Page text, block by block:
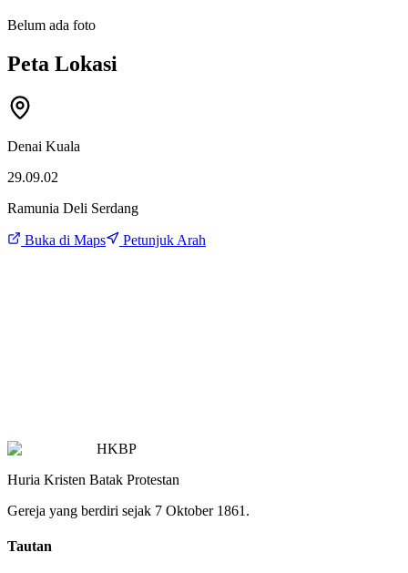
Belum ada foto
Peta Lokasi
Denai Kuala
29.09.02
Ramunia Deli Serdang
Buka di Maps Petunjuk Arah
HKBP
Huria Kristen Batak Protestan
Gereja yang berdiri sejak 7 Oktober 1861.
Tautan